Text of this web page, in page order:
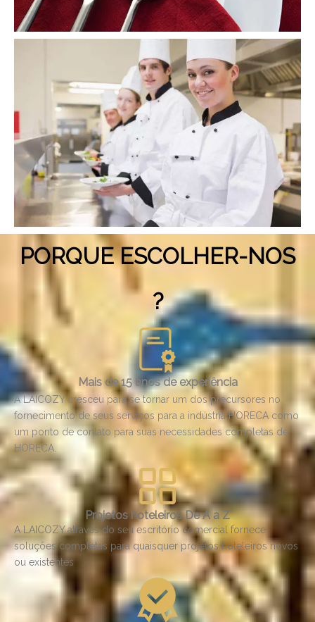
Utensílios de mesa e cozinha
consulte Mais informação
Cozinha e Lavandaria e outros
equipamentos
consulte Mais informação
PORQUE ESCOLHER-NOS
?
Mais de 15 anos de experiência
A LAICOZY cresceu para se tornar um dos precursores no
fornecimento de seus serviços para a indústria HORECA como
um ponto de contato para suas necessidades completas de
HORECA.
Projetos hoteleiros De A a Z
A LAICOZY através do seu escritório comercial fornece
soluções completas para quaisquer projetos hoteleiros novos
ou existentes